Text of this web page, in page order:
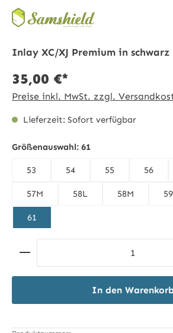
Inlay XC/XJ Premium in schwarz
35,00 €*
Preise inkl. MwSt. zzgl.
Lieferzeit: Sofort verfügbar
Größenauswahl: 61
53 54 55 56
57M 58L 58M 59
61
Produkt Anzahl: Gib den
In den